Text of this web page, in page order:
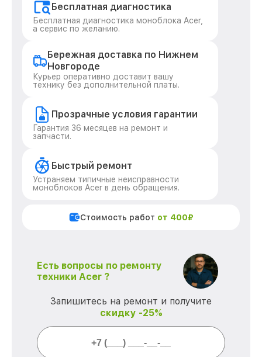
Бесплатная диагностика
Бесплатная диагностика моноблока Acer,
а сервис по желанию.
Бережная доставка по Нижнем
Новгороде
Курьер оперативно доставит вашу
технику без дополнительной платы.
Прозрачные условия гарантии
Гарантия 36 месяцев на ремонт и
запчасти.
Быстрый ремонт
Устраняем типичные неисправности
моноблоков Acer в день обращения.
Стоимость работ от 400₽
Есть вопросы по ремонту
техники Acer ?
Запишитесь на ремонт и получите
скидку -25%